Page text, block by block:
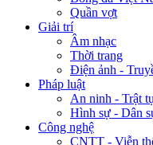
Quần vợt
Giải trí
Âm nhạc
Thời trang
Điện ảnh -
Pháp luật
An ninh - Trật
Hình sự - Dân
Công nghệ
CNTT - Viễn